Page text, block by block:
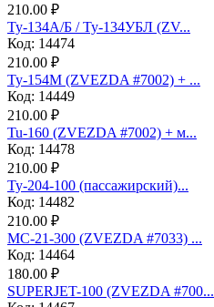
210.00 ₽
Ту-134А/Б / Ту-134УБЛ (ZV...
Код: 14474
210.00 ₽
Ту-154М (ZVEZDA #7002) + ...
Код: 14449
210.00 ₽
Tu-160 (ZVEZDA #7002) + м...
Код: 14478
210.00 ₽
Ту-204-100 (пассажирский)...
Код: 14482
210.00 ₽
МС-21-300 (ZVEZDA #7033) ...
Код: 14464
180.00 ₽
SUPERJET-100 (ZVEZDA #700...